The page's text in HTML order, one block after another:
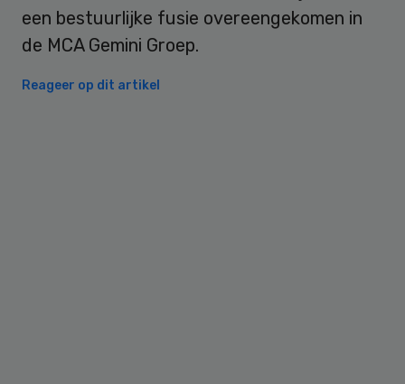
een bestuurlijke fusie overeengekomen in
de MCA Gemini Groep.
Reageer op dit artikel